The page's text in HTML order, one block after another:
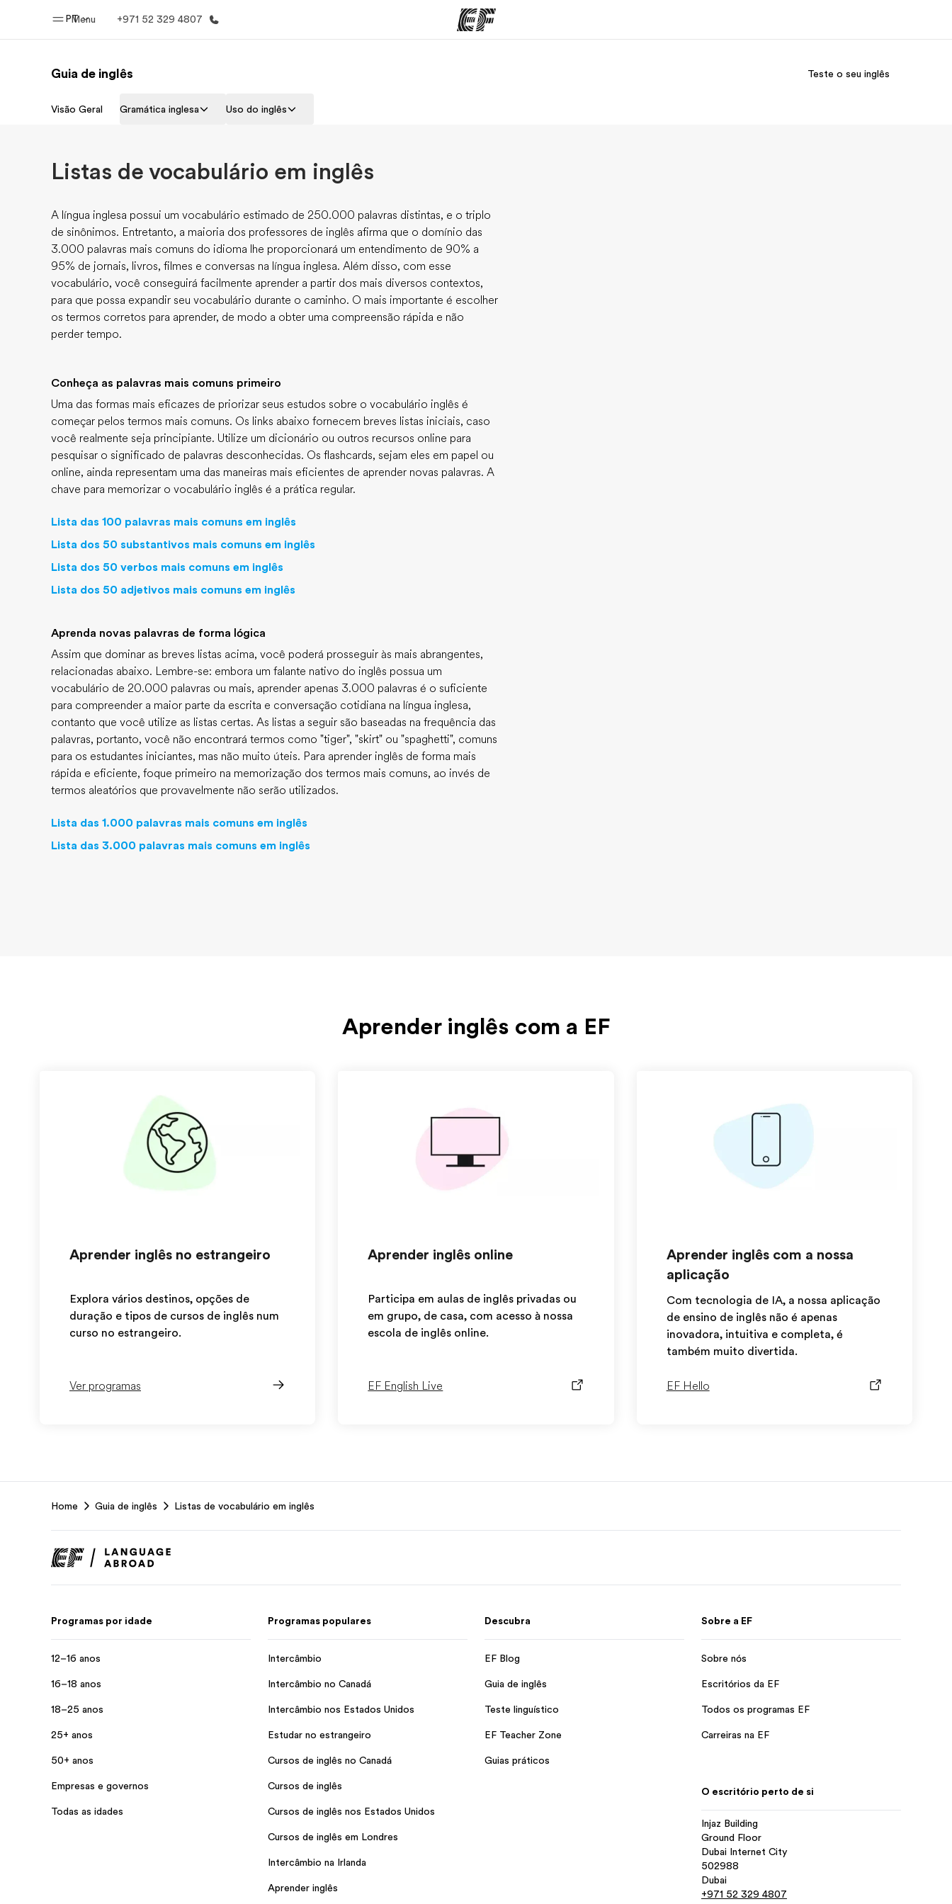
Menu
PT +971 52 329 4807
Início Programas
Guia de inglês Teste o seu inglês
Visão Geral Gramática inglesa Uso do inglês
Listas de vocabulário em inglês
A língua inglesa possui um vocabulário estimado de 250.000 palavras distintas, e o triplo
de sinônimos. Entretanto, a maioria dos professores de inglês afirma que o domínio das
3.000 palavras mais comuns do idioma lhe proporcionará um entendimento de 90% a
95% de jornais, livros, filmes e conversas na língua inglesa. Além disso, com esse
vocabulário, você conseguirá facilmente aprender a partir dos mais diversos contextos,
para que possa expandir seu vocabulário durante o caminho. O mais importante é escolher
os termos corretos para aprender, de modo a obter uma compreensão rápida e não
perder tempo.
Conheça as palavras mais comuns primeiro
Uma das formas mais eficazes de priorizar seus estudos sobre o vocabulário inglês é
começar pelos termos mais comuns. Os links abaixo fornecem breves listas iniciais, caso
você realmente seja principiante. Utilize um dicionário ou outros recursos online para
pesquisar o significado de palavras desconhecidas. Os flashcards, sejam eles em papel ou
online, ainda representam uma das maneiras mais eficientes de aprender novas palavras. A
chave para memorizar o vocabulário inglês é a prática regular.
Lista das 100 palavras mais comuns em inglês
Lista dos 50 substantivos mais comuns em inglês
Lista dos 50 verbos mais comuns em inglês
Lista dos 50 adjetivos mais comuns em inglês
Aprenda novas palavras de forma lógica
Assim que dominar as breves listas acima, você poderá prosseguir às mais abrangentes,
relacionadas abaixo. Lembre-se: embora um falante nativo do inglês possua um
vocabulário de 20.000 palavras ou mais, aprender apenas 3.000 palavras é o suficiente
para compreender a maior parte da escrita e conversação cotidiana na língua inglesa,
contanto que você utilize as listas certas. As listas a seguir são baseadas na frequência das
palavras, portanto, você não encontrará termos como "tiger", "skirt" ou "spaghetti", comuns
para os estudantes iniciantes, mas não muito úteis. Para aprender inglês de forma mais
rápida e eficiente, foque primeiro na memorização dos termos mais comuns, ao invés de
termos aleatórios que provavelmente não serão utilizados.
Lista das 1.000 palavras mais comuns em inglês
Lista das 3.000 palavras mais comuns em inglês
Aprender inglês com a EF
Aprender inglês no estrangeiro
Explora vários destinos, opções de
duração e tipos de cursos de inglês num
curso no estrangeiro.
Ver programas
Aprender inglês online
Participa em aulas de inglês privadas ou
em grupo, de casa, com acesso à nossa
escola de inglês online.
EF English Live
Aprender inglês com a nossa
aplicação
Com tecnologia de IA, a nossa aplicação
de ensino de inglês não é apenas
inovadora, intuitiva e completa, é
também muito divertida.
EF Hello
Home Guia de inglês Listas de vocabulário em inglês
Programas por idade
12–16 anos
16–18 anos
18–25 anos
25+ anos
50+ anos
Empresas e governos
Todas as idades
Programas populares
Intercâmbio
Intercâmbio no Canadá
Intercâmbio nos Estados Unidos
Estudar no estrangeiro
Cursos de inglês no Canadá
Cursos de inglês
Cursos de inglês nos Estados Unidos
Cursos de inglês em Londres
Intercâmbio na Irlanda
Aprender inglês
Descubra
EF Blog
Guia de inglês
Teste linguístico
EF Teacher Zone
Guias práticos
Sobre a EF
Sobre nós
Escritórios da EF
Todos os programas EF
Carreiras na EF
O escritório perto de si
Injaz Building
Ground Floor
Dubai Internet City
502988
Dubai
+971 52 329 4807